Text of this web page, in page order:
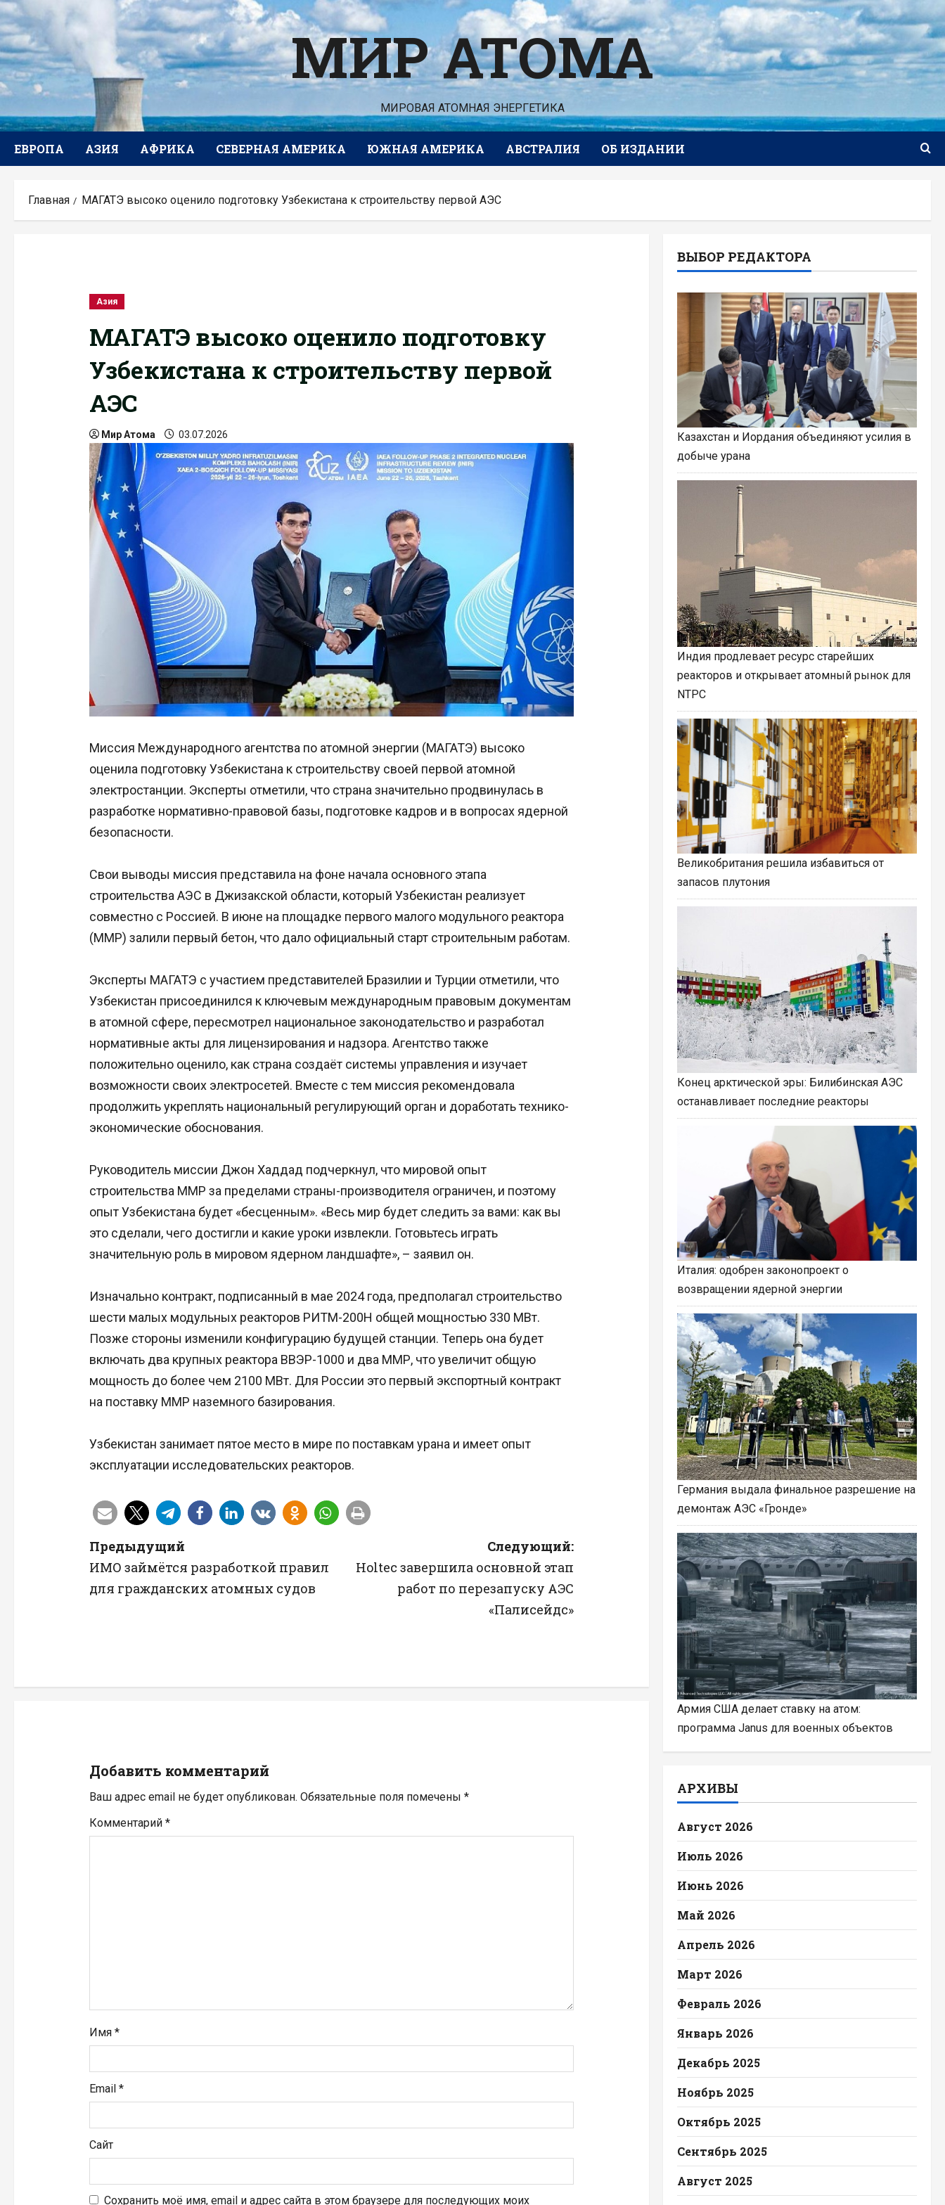
Перейти
к
содержимому
МИР АТОМА
МИРОВАЯ АТОМНАЯ ЭНЕРГЕТИКА
ЕВРОПА АЗИЯ АФРИКА СЕВЕРНАЯ АМЕРИКА ЮЖНАЯ АМЕРИКА АВСТРАЛИЯ ОБ ИЗДАНИИ
Главная МАГАТЭ высоко оценило подготовку Узбекистана к строительству первой АЭС
Азия
МАГАТЭ высоко оценило подготовку
Узбекистана к строительству первой
АЭС
Мир Атома 03.07.2026
Миссия Международного агентства по атомной энергии (МАГАТЭ) высоко
оценила подготовку Узбекистана к строительству своей первой атомной
электростанции. Эксперты отметили, что страна значительно продвинулась в
разработке нормативно-правовой базы, подготовке кадров и в вопросах ядерной
безопасности.
Свои выводы миссия представила на фоне начала основного этапа
строительства АЭС в Джизакской области, который Узбекистан реализует
совместно с Россией. В июне на площадке первого малого модульного реактора
(ММР) залили первый бетон, что дало официальный старт строительным работам.
Эксперты МАГАТЭ с участием представителей Бразилии и Турции отметили, что
Узбекистан присоединился к ключевым международным правовым документам
в атомной сфере, пересмотрел национальное законодательство и разработал
нормативные акты для лицензирования и надзора. Агентство также
положительно оценило, как страна создаёт системы управления и изучает
возможности своих электросетей. Вместе с тем миссия рекомендовала
продолжить укреплять национальный регулирующий орган и доработать технико-
экономические обоснования.
Руководитель миссии Джон Хаддад подчеркнул, что мировой опыт
строительства ММР за пределами страны-производителя ограничен, и поэтому
опыт Узбекистана будет «бесценным». «Весь мир будет следить за вами: как вы
это сделали, чего достигли и какие уроки извлекли. Готовьтесь играть
значительную роль в мировом ядерном ландшафте», – заявил он.
Изначально контракт, подписанный в мае 2024 года, предполагал строительство
шести малых модульных реакторов РИТМ-200Н общей мощностью 330 МВт.
Позже стороны изменили конфигурацию будущей станции. Теперь она будет
включать два крупных реактора ВВЭР-1000 и два ММР, что увеличит общую
мощность до более чем 2100 МВт. Для России это первый экспортный контракт
на поставку ММР наземного базирования.
Узбекистан занимает пятое место в мире по поставкам урана и имеет опыт
эксплуатации исследовательских реакторов.
Н
а
а
я
п
о
я
м
Предыдущий
ИМО займётся разработкой правил
для гражданских атомных судов
Следующий:
Holtec завершила основной этап
работ по перезапуску АЭС
«Палисейдс»
Добавить комментарий
Ваш адрес email не будет опубликован. Обязательные поля помечены *
Комментарий *
Имя *
Email *
Сайт
Сохранить моё имя, email и адрес сайта в этом браузере для последующих моих
ВЫБОР РЕДАКТОРА
Казахстан и Иордания объединяют усилия в
добыче урана
Индия продлевает ресурс старейших
реакторов и открывает атомный рынок для
NTPC
Великобритания решила избавиться от
запасов плутония
Конец арктической эры: Билибинская АЭС
останавливает последние реакторы
Италия: одобрен законопроект о
возвращении ядерной энергии
Германия выдала финальное разрешение на
демонтаж АЭС «Гронде»
Армия США делает ставку на атом:
программа Janus для военных объектов
АРХИВЫ
Август 2026
Июль 2026
Июнь 2026
Май 2026
Апрель 2026
Март 2026
Февраль 2026
Январь 2026
Декабрь 2025
Ноябрь 2025
Октябрь 2025
Сентябрь 2025
Август 2025